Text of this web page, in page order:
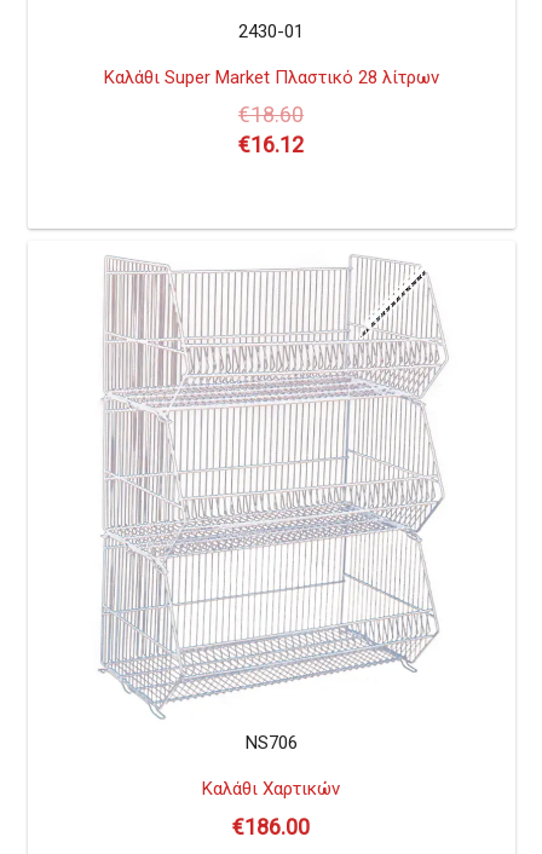
2430-01
Καλάθι Super Market Πλαστικό 28 λίτρων
€18.60
€16.12
NS706
Καλάθι Χαρτικών
€186.00